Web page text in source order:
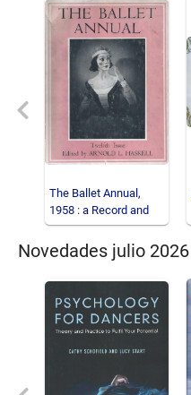
Previous
The Ballet Annual,
1958 : a Record and
Year Book of the Ball
Novedades julio 2026